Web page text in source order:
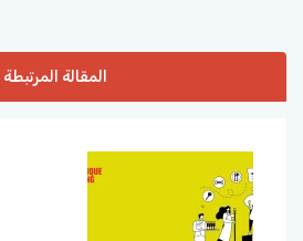
المقالة المرتبطة